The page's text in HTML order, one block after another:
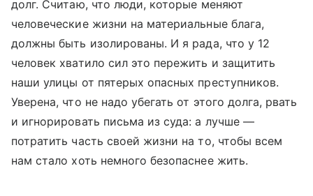
долг. Считаю, что люди, которые меняют
человеческие жизни на материальные блага,
должны быть изолированы. И я рада, что у 12
человек хватило сил это пережить и защитить
наши улицы от пятерых опасных преступников.
Уверена, что не надо убегать от этого долга, рвать
и игнорировать письма из суда: а лучше —
потратить часть своей жизни на то, чтобы всем
нам стало хоть немного безопаснее жить.